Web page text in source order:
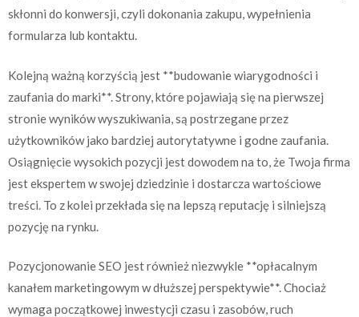
skłonni do konwersji, czyli dokonania zakupu, wypełnienia
formularza lub kontaktu.
Kolejną ważną korzyścią jest **budowanie wiarygodności i
zaufania do marki**. Strony, które pojawiają się na pierwszej
stronie wyników wyszukiwania, są postrzegane przez
użytkowników jako bardziej autorytatywne i godne zaufania.
Osiągnięcie wysokich pozycji jest dowodem na to, że Twoja firma
jest ekspertem w swojej dziedzinie i dostarcza wartościowe
treści. To z kolei przekłada się na lepszą reputację i silniejszą
pozycję na rynku.
Pozycjonowanie SEO jest również niezwykle **opłacalnym
kanałem marketingowym w dłuższej perspektywie**. Chociaż
wymaga początkowej inwestycji czasu i zasobów, ruch